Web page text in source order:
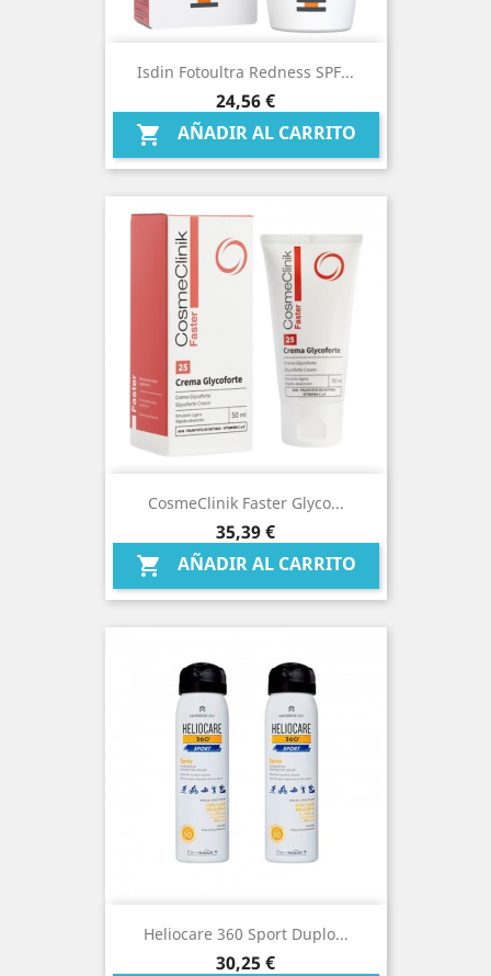
Isdin Fotoultra Redness SPF...
Precio
24,56 €
 AÑADIR AL CARRITO
CosmeClinik Faster Glyco...
Precio
35,39 €
 AÑADIR AL CARRITO
Heliocare 360 Sport Duplo...
Precio
30,25 €